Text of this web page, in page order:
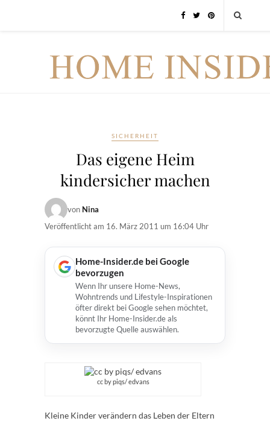
SICHERHEIT
Das eigene Heim
kindersicher machen
von Nina
Veröffentlicht am 16. März 2011 um 16:04 Uhr
Home-Insider.de bei Google
bevorzugen
Wenn Ihr unsere Home-News,
Wohntrends und Lifestyle-Inspirationen
öfter direkt bei Google sehen möchtet,
könnt Ihr Home-Insider.de als
bevorzugte Quelle auswählen.
cc by piqs/ edvans
Kleine Kinder verändern das Leben der Eltern